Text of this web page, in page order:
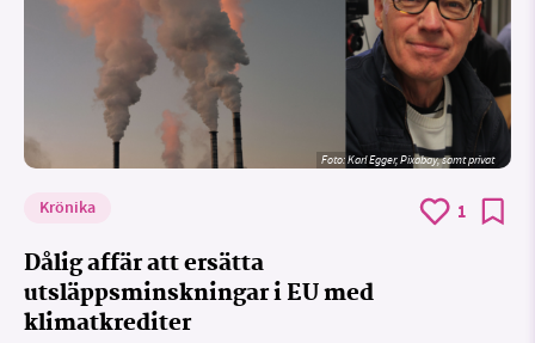
Foto:Karl Egger, Pixabay, samt privat
Krönika 1
Dålig affär att ersätta
utsläppsminskningar i EU med
klimatkrediter